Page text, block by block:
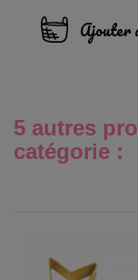
baseAjouter
5 autres
catégorie :